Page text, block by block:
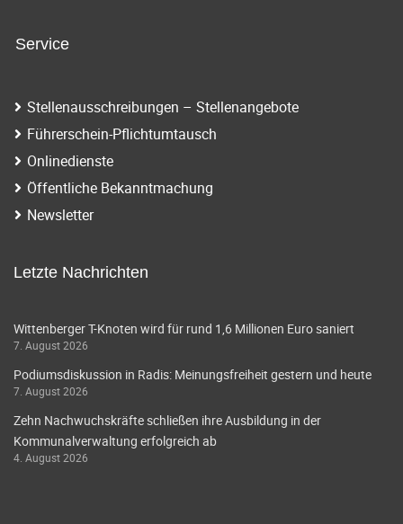
Service
Stellenausschreibungen – Stellenangebote
Führerschein-Pflichtumtausch
Onlinedienste
Öffentliche Bekanntmachung
Newsletter
Letzte Nachrichten
Wittenberger T-Knoten wird für rund 1,6 Millionen Euro saniert
7. August 2026
Podiumsdiskussion in Radis: Meinungsfreiheit gestern und heute
7. August 2026
Zehn Nachwuchskräfte schließen ihre Ausbildung in der
Kommunalverwaltung erfolgreich ab
4. August 2026